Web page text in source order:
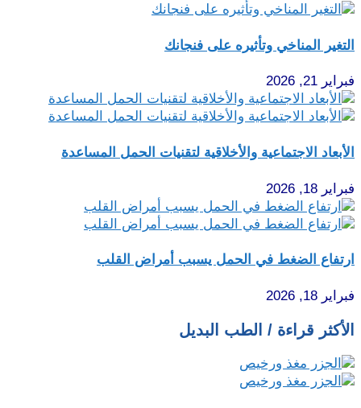
التغير المناخي وتأثيره على فنجانك
فبراير 21, 2026
الأبعاد الاجتماعية والأخلاقية لتقنيات الحمل المساعدة
فبراير 18, 2026
ارتفاع الضغط في الحمل يسبب أمراض القلب
فبراير 18, 2026
الأكثر قراءة / الطب البديل